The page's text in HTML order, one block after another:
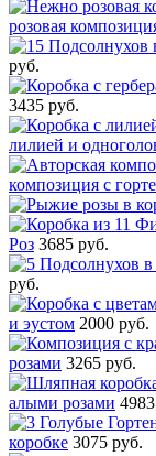
розовая
руб.
3435 руб.
лилией и
композиция с
Роз 3685 руб.
руб.
и эустом 2000 руб.
розами 3265 руб.
алыми розами
коробке 3075 руб.